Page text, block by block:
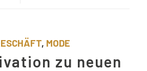
, MODE
zu neuen